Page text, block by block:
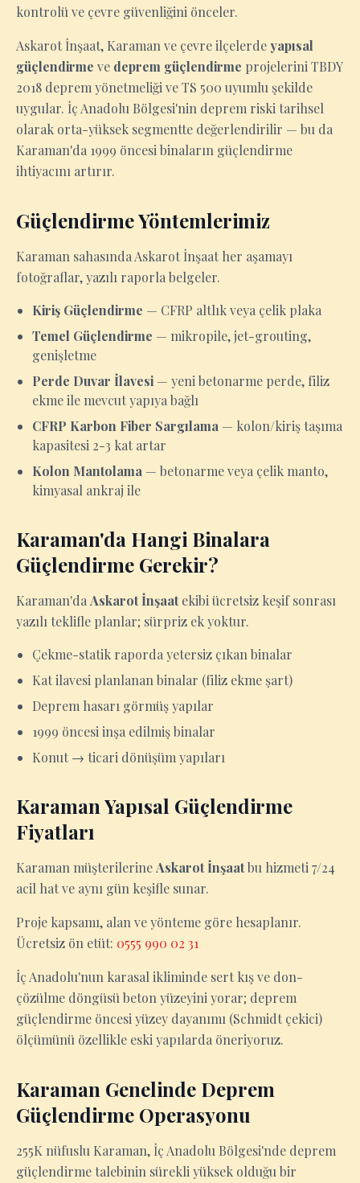
kontrolü ve çevre güvenliğini önceler.
Askarot İnşaat, Karaman ve çevre ilçelerdeyapısal
güçlendirme ve deprem güçlendirme projelerini TBDY
2018 deprem yönetmeliği ve TS 500 uyumlu şekilde
uygular. İç Anadolu Bölgesi'nin deprem riski tarihsel
olarak orta-yüksek segmentte değerlendirilir — bu da
Karaman'da 1999 öncesi binaların güçlendirme
ihtiyacını artırır.
Güçlendirme Yöntemlerimiz
Karaman sahasında Askarot İnşaat her aşamayı
fotoğraflar, yazılı raporla belgeler.
Kiriş Güçlendirme — CFRP altlık veya çelik plaka
Temel Güçlendirme — mikropile, jet-grouting,
genişletme
Perde Duvar İlavesi — yeni betonarme perde, filiz
ekme ile mevcut yapıya bağlı
CFRP Karbon Fiber Sargılama — kolon/kiriş taşıma
kapasitesi 2-3 kat artar
Kolon Mantolama — betonarme veya çelik manto,
kimyasal ankraj ile
Karaman'da Hangi Binalara
Güçlendirme Gerekir?
Karaman'da Askarot İnşaatekibi ücretsiz keşif sonrası
yazılı teklifle planlar; sürpriz ek yoktur.
Çekme-statik raporda yetersiz çıkan binalar
Kat ilavesi planlanan binalar (filiz ekme şart)
Deprem hasarı görmüş yapılar
1999 öncesi inşa edilmiş binalar
Konut → ticari dönüşüm yapıları
Karaman Yapısal Güçlendirme
Fiyatları
Karaman müşterilerineAskarot İnşaatbu hizmeti 7/24
acil hat ve aynı gün keşifle sunar.
Proje kapsamı, alan ve yönteme göre hesaplanır.
Ücretsiz ön etüt: 0555 990 02 31
İç Anadolu'nun karasal ikliminde sert kış ve don-
çözülme döngüsü beton yüzeyini yorar; deprem
güçlendirme öncesi yüzey dayanımı (Schmidt çekici)
ölçümünü özellikle eski yapılarda öneriyoruz.
Karaman Genelinde Deprem
Güçlendirme Operasyonu
255K nüfuslu Karaman, İç Anadolu Bölgesi'nde deprem
güçlendirme talebinin sürekli yüksek olduğu bir